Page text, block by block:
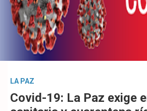
LA PAZ
Covid-19: La Paz exige